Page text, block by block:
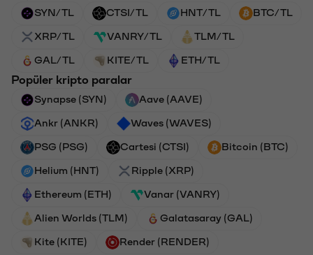
SYN/TL CTSI/TL HNT/TL BTC/TL
XRP/TL VANRY/TL TLM/TL
GAL/TL KITE/TL ETH/TL
Popüler kripto paralar
Synapse (SYN) Aave (AAVE)
Ankr (ANKR) Waves (WAVES)
PSG (PSG) Cartesi (CTSI) Bitcoin (BTC)
Helium (HNT) Ripple (XRP)
Ethereum (ETH) Vanar (VANRY)
Alien Worlds (TLM) Galatasaray (GAL)
Kite (KITE) Render (RENDER)